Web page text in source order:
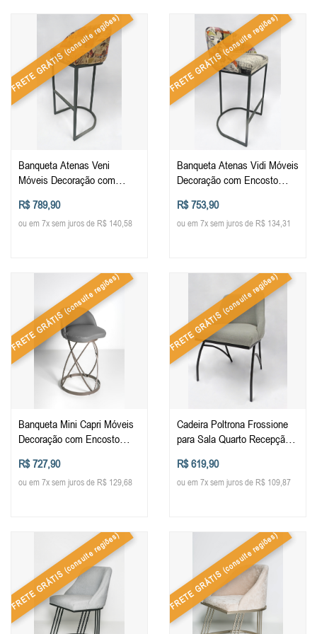
FRETE GRÁTIS
(consulte regiões)
Banqueta Atenas Veni
Móveis Decoração com
Bistro Estofada Alta
R$ 789,90
ou em 7x sem juros de R$ 140,58
FRETE GRÁTIS
(consulte regiões)
Banqueta Atenas Vidi Móveis
Decoração com Encosto
Estofada Alta
R$ 753,90
ou em 7x sem juros de R$ 134,31
FRETE GRÁTIS
(consulte regiões)
Banqueta Mini Capri Móveis
Decoração com Encosto
Estofada Baixa
R$ 727,90
ou em 7x sem juros de R$ 129,68
FRETE GRÁTIS
(consulte regiões)
Cadeira Poltrona Frossione
para Sala Quarto Recepção
em Metal Móveis Decoração
R$ 619,90
ou em 7x sem juros de R$ 109,87
FRETE GRÁTIS
(consulte regiões)
FRETE GRÁTIS
(consulte regiões)